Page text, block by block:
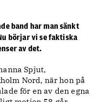
band har man sänkt
börjar vi se faktiska
av det.
Spjut,
Nord, när hon på
för en av den egna